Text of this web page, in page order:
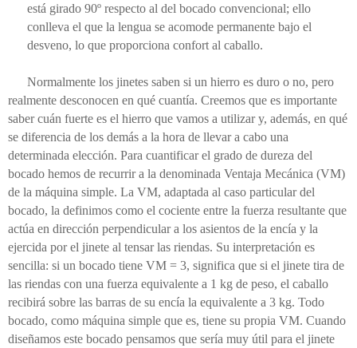
está girado 90º respecto al del bocado convencional; ello
conlleva el que la lengua se acomode permanente bajo el
desveno, lo que proporciona confort al caballo.
Normalmente los jinetes saben si un hierro es duro o no, pero
realmente desconocen en qué cuantía. Creemos que es importante
saber cuán fuerte es el hierro que vamos a utilizar y, además, en qué
se diferencia de los demás a la hora de llevar a cabo una
determinada elección. Para cuantificar el grado de dureza del
bocado hemos de recurrir a la denominada Ventaja Mecánica (VM)
de la máquina simple. La VM, adaptada al caso particular del
bocado, la definimos como el cociente entre la fuerza resultante que
actúa en dirección perpendicular a los asientos de la encía y la
ejercida por el jinete al tensar las riendas. Su interpretación es
sencilla: si un bocado tiene VM = 3, significa que si el jinete tira de
las riendas con una fuerza equivalente a 1 kg de peso, el caballo
recibirá sobre las barras de su encía la equivalente a 3 kg. Todo
bocado, como máquina simple que es, tiene su propia VM. Cuando
diseñamos este bocado pensamos que sería muy útil para el jinete